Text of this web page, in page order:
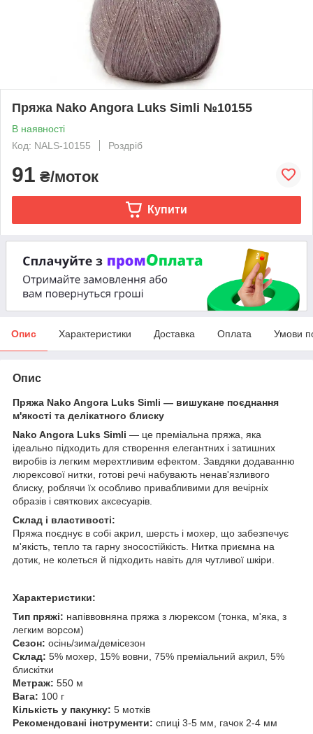
Пряжа Nako Angora Luks Simli №10155
В наявності
Код: NALS-10155
Роздріб
91 ₴/моток
Купити
Опис Характеристики Доставка Оплата Умови
Опис
Пряжа Nako Angora Luks Simli — вишукане поєднання
м'якості та делікатного блиску
Nako Angora Luks Simli — це преміальна пряжа, яка
ідеально підходить для створення елегантних і затишних
виробів із легким мерехтливим ефектом. Завдяки додаванню
люрексової нитки, готові речі набувають ненав'язливого
блиску, роблячи їх особливо привабливими для вечірніх
образів і святкових аксесуарів.
Склад і властивості:
Пряжа поєднує в собі акрил, шерсть і мохер, що забезпечує
м'якість, тепло та гарну зносостійкість. Нитка приємна на
дотик, не колеться й підходить навіть для чутливої шкіри.
Характеристики:
Тип пряжі: напіввовняна пряжа з люрексом (тонка, м'яка, з
легким ворсом)
Сезон: осінь/зима/демісезон
Склад: 5% мохер, 15% вовни, 75% преміальний акрил, 5%
блискітки
Метраж: 550 м
Вага: 100 г
Кількість у пакунку: 5 мотків
Рекомендовані інструменти: спиці 3-5 мм, гачок 2-4 мм